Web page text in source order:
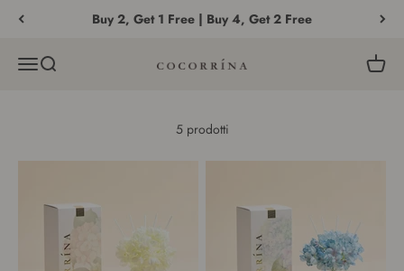
Buy 2, Get 1 Free | Buy 4, Get 2 Free
MenùCerca COCORRÍNA®
5 prodotti